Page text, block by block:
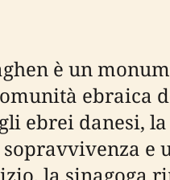
è un
ebraica
ebrei danesi,